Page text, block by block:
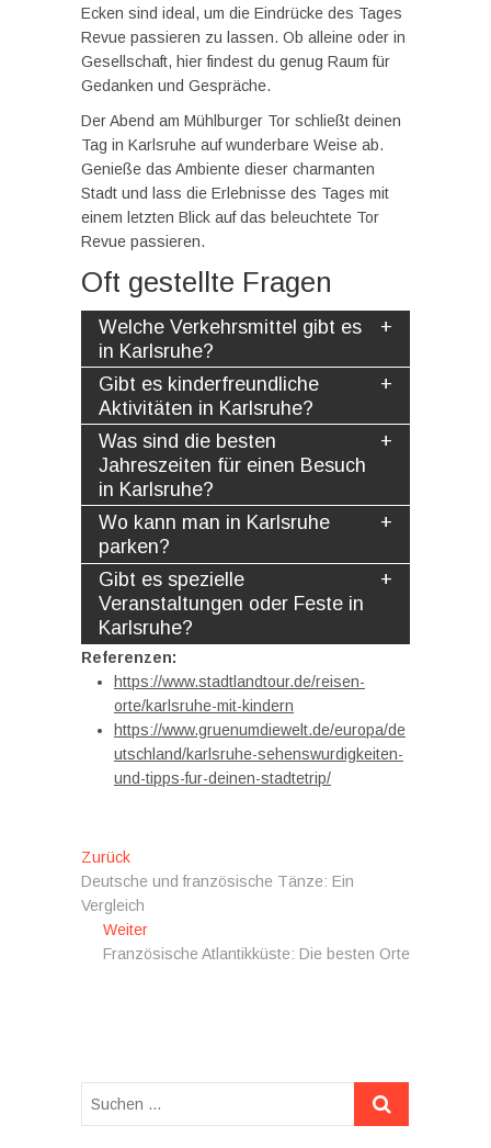
Ecken sind ideal, um die Eindrücke des Tages
Revue passieren zu lassen. Ob alleine oder in
Gesellschaft, hier findest du genug Raum für
Gedanken und Gespräche.
Der Abend am Mühlburger Tor schließt deinen
Tag in Karlsruhe auf wunderbare Weise ab.
Genieße das Ambiente dieser charmanten
Stadt und lass die Erlebnisse des Tages mit
einem letzten Blick auf das beleuchtete Tor
Revue passieren.
Oft gestellte Fragen
Welche Verkehrsmittel gibt es
in Karlsruhe?
Gibt es kinderfreundliche
Aktivitäten in Karlsruhe?
Was sind die besten
Jahreszeiten für einen Besuch
in Karlsruhe?
Wo kann man in Karlsruhe
parken?
Gibt es spezielle
Veranstaltungen oder Feste in
Karlsruhe?
Referenzen:
https://www.stadtlandtour.de/reisen-
orte/karlsruhe-mit-kindern
https://www.gruenumdiewelt.de/europa/de
utschland/karlsruhe-sehenswurdigkeiten-
und-tipps-fur-deinen-stadtetrip/
Beitragsnavigation
ZurückVorheriger
Beitrag:
Deutsche und französische Tänze: Ein
Vergleich
WeiterNächster
Beitrag:
Französische Atlantikküste: Die besten Orte
Suchen